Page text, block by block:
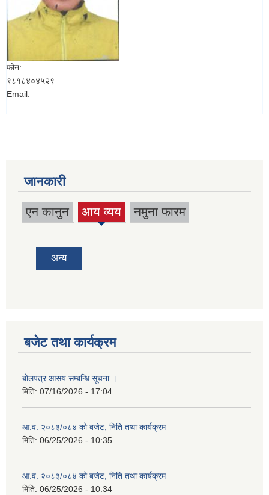
फोन:
९८१८४०४५२९
Email:
जानकारी
एन कानुन आय व्यय
(active
नमुना फारम
अन्य
बजेट तथा कार्यक्रम
बोलपत्र आसय सम्बन्धि सूचना ।
मिति: 07/16/2026 - 17:04
आ.व. २०८३/०८४ को बजेट, निति तथा कार्यक्रम
मिति: 06/25/2026 - 10:35
आ.व. २०८३/०८४ को बजेट, निति तथा कार्यक्रम
मिति: 06/25/2026 - 10:34